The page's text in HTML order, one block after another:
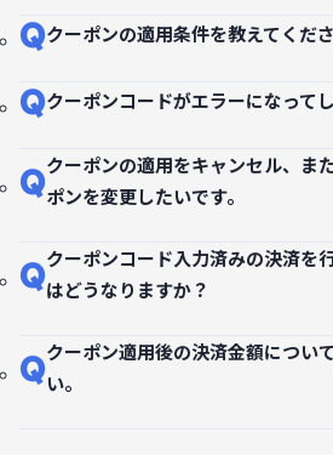
Qクーポンの適用条件を教えてくださ
Qクーポンコードがエラーになってし
Qクーポンの適用をキャンセル、ま
ポンを変更したいです。
Qクーポンコード入力済みの決済を
はどうなりますか？
Qクーポン適用後の決済金額につい
い。